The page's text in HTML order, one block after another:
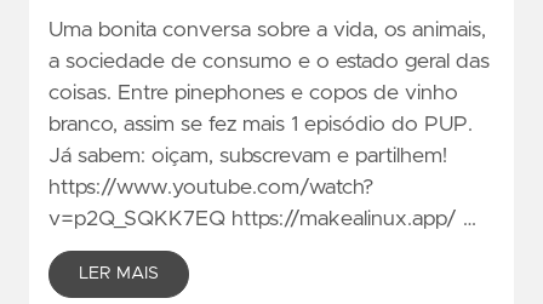
Uma bonita conversa sobre a vida, os animais,
a sociedade de consumo e o estado geral das
coisas. Entre pinephones e copos de vinho
branco, assim se fez mais 1 episódio do PUP.
Já sabem: oiçam, subscrevam e partilhem!
https://www.youtube.com/watch?
v=p2Q_SQKK7EQ https://makealinux.app/ …
LER MAIS